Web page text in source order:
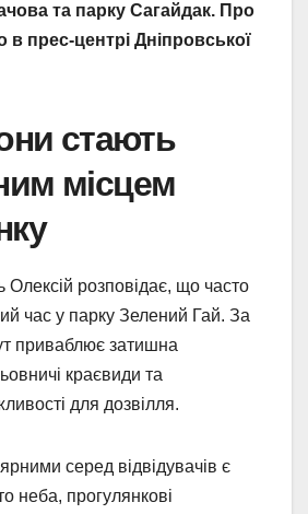
та парку Сагайдак. Про
в прес-центрі Дніпровської
стають
місцем
Олексій розповідає, що часто
час у парку Зелений Гай. За
приваблює затишна
краєвиди та
для дозвілля.
серед відвідувачів є
неба, прогулянкові